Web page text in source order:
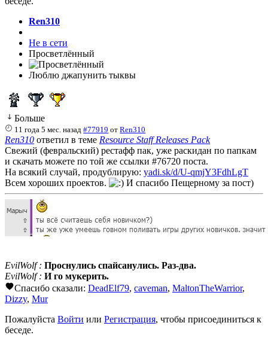
Ren310
Не в сети
Просветлённый
Люблю джапунить тыквы
Больше
11 года 5 мес. назад #77919 отRen310
Ren310 ответил в теме Resource Staff Releases Pack
Свежий (февральский) рестафф пак, уже раскидан по папкам
и скачать можете по той же ссылки #76720 поста.
На всякий случай, продублирую: yadi.sk/d/U-qmjY3FdhLgT
Всем хороших проектов.
И спасибо Пещерному за пост)
EvilWolf : Проснулись спайсанулись. Раз-два.
EvilWolf : И го мукерить.
Спасибо сказали: DeadElf79, caveman, MaltonTheWarrior,
Dizzy, Mur
Пожалуйста Войти или Регистрация, чтобы присоединиться к
беседе.